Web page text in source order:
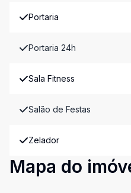
Portaria
Portaria 24h
Sala Fitness
Salão de Festas
Zelador
Mapa do